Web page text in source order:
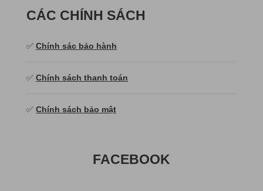
CÁC CHÍNH SÁCH
✅ Chính sác bảo hành
✅ Chính sách thanh toán
✅ Chính sách bảo mật
FACEBOOK